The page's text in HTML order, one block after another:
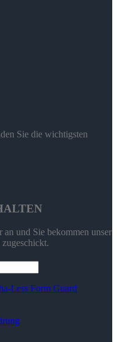
Sie die wichtigsten
und Sie bekommen unser
Less Form Guard